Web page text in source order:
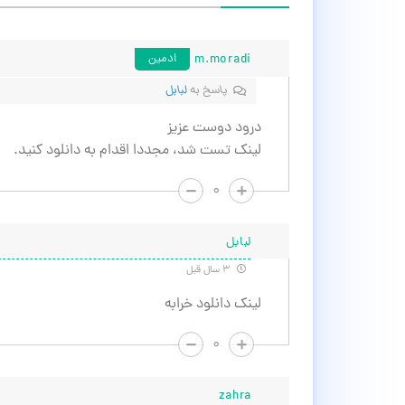
m.moradi
ادمین
پاسخ بهلبابل
درود دوست عزیز
لینک تست شد، مجددا اقدام به دانلود کنید.
۰
لبابل
لینک دانلود خرابه
۰
zahra